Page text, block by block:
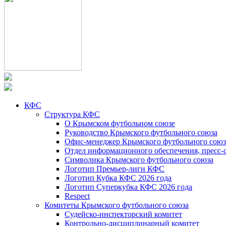
КФС
Структура КФС
О Крымском футбольном союзе
Руководство Крымского футбольного союза
Офис-менеджер Крымского футбольного
Отдел информационного обеспечения, пресс-
Символика Крымского футбольного союза
Логотип Премьер-лиги КФС
Логотип Кубка КФС 2026 года
Логотип Суперкубка КФС 2026 года
Respect
Комитеты Крымского футбольного союза
Судейско-инспекторский комитет
Контрольно-дисциплинарный комитет